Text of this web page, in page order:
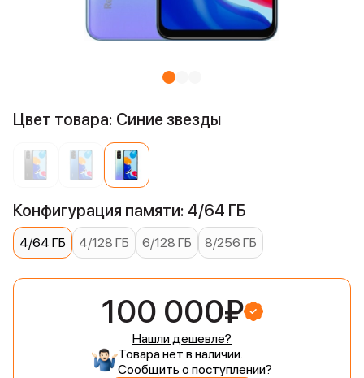
Цвет товара: Синие звезды
Конфигурация памяти: 4/64 ГБ
4/64 ГБ 4/128 ГБ 6/128 ГБ 8/256 ГБ
100 000₽
Нашли дешевле?
Товара нет в наличии.
Сообщить о поступлении?